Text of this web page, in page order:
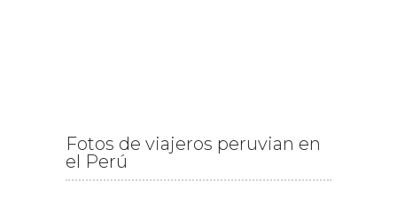
Fotos de viajeros peruvian en
el Perú